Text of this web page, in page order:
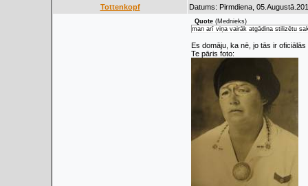
Tottenkopf Datums: Pirmdiena,
Quote (Mednieks)
man arī viņa vairāk atgādina stilizētu
Es domāju, ka nē, jo tās ir
Te pāris foto: